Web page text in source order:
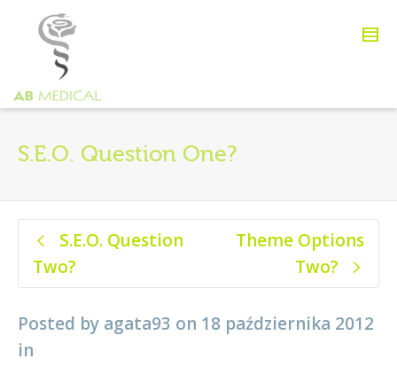
S.E.O. Question One?
S.E.O. Question
Two?
Theme Options
Two?
Posted by agata93 on 18 października 2012
in